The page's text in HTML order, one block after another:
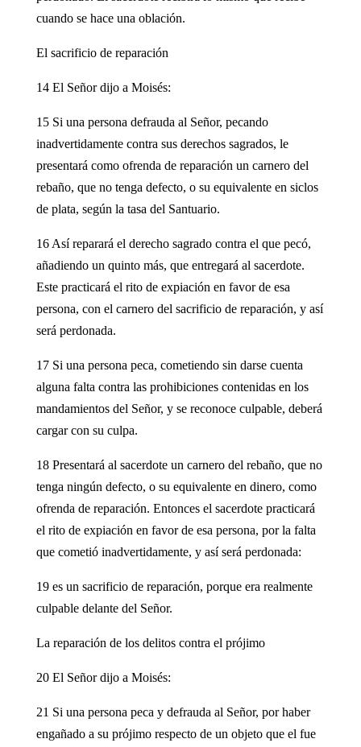
cuando se hace una oblación.
El sacrificio de reparación
14 El Señor dijo a Moisés:
15 Si una persona defrauda al Señor, pecando
inadvertidamente contra sus derechos sagrados, le
presentará como ofrenda de reparación un carnero del
rebaño, que no tenga defecto, o su equivalente en siclos
de plata, según la tasa del Santuario.
16 Así reparará el derecho sagrado contra el que pecó,
añadiendo un quinto más, que entregará al sacerdote.
Este practicará el rito de expiación en favor de esa
persona, con el carnero del sacrificio de reparación, y así
será perdonada.
17 Si una persona peca, cometiendo sin darse cuenta
alguna falta contra las prohibiciones contenidas en los
mandamientos del Señor, y se reconoce culpable, deberá
cargar con su culpa.
18 Presentará al sacerdote un carnero del rebaño, que no
tenga ningún defecto, o su equivalente en dinero, como
ofrenda de reparación. Entonces el sacerdote practicará
el rito de expiación en favor de esa persona, por la falta
que cometió inadvertidamente, y así será perdonada:
19 es un sacrificio de reparación, porque era realmente
culpable delante del Señor.
La reparación de los delitos contra el prójimo
20 El Señor dijo a Moisés:
21 Si una persona peca y defrauda al Señor, por haber
engañado a su prójimo respecto de un objeto que el fue